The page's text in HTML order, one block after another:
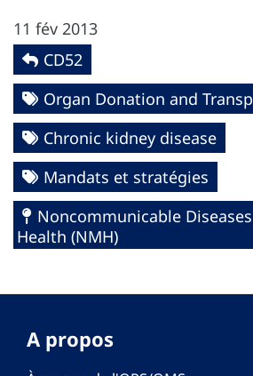
11 fév 2013
CD52
Organ Donation and
Chronic kidney disease
Mandats et stratégies
Noncommunicable
Health (NMH)
A propos